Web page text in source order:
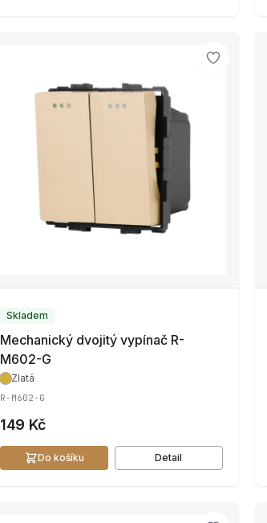
Skladem
Mechanický dvojitý vypínač R-
M602-G
Zlatá
R-M602-G
149 Kč
Do košíku Detail